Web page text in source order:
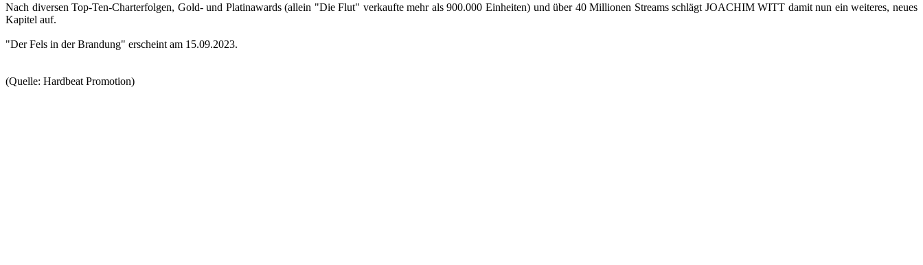
Nach diversen Top-Ten-Charterfolgen, Gold- und Platinawards (allein "Die Flut" verkaufte mehr als 900.000 Einheiten) und über 40 Millionen Streams schlägt JOACHIM WITT damit nun ein weiteres, neues
Kapitel auf.
"Der Fels in der Brandung" erscheint am 15.09.2023.
(Quelle: Hardbeat Promotion)